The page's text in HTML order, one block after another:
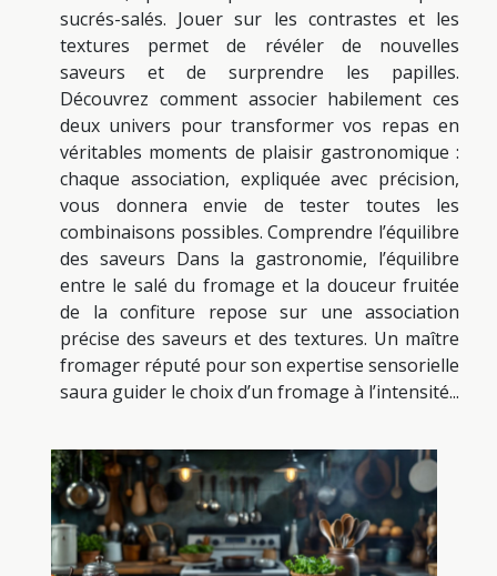
sucrés-salés. Jouer sur les contrastes et les
textures permet de révéler de nouvelles
saveurs et de surprendre les papilles.
Découvrez comment associer habilement ces
deux univers pour transformer vos repas en
véritables moments de plaisir gastronomique :
chaque association, expliquée avec précision,
vous donnera envie de tester toutes les
combinaisons possibles. Comprendre l’équilibre
des saveurs Dans la gastronomie, l’équilibre
entre le salé du fromage et la douceur fruitée
de la confiture repose sur une association
précise des saveurs et des textures. Un maître
fromager réputé pour son expertise sensorielle
saura guider le choix d’un fromage à l’intensité...